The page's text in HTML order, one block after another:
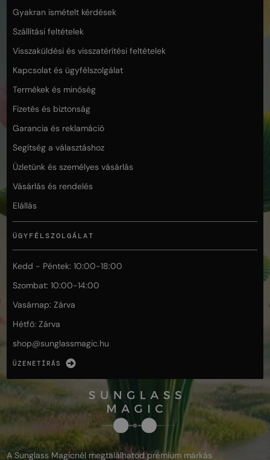
Gyakran ismételt kérdések
Szállítási feltételek
Visszaküldési és visszatérítési feltételek
Kapcsolat és ügyfélszolgálat
Termékek és minőség
Fizetés és biztonság
Garancia és reklamáció
Segítség a választáshoz
Üzletünk és személyes vásárlás
Vásárlás és rendelés
Elállás
ÜGYFÉLSZOLGÁLAT
Kedd - Péntek: 10:00-18:00
Szombat: 10:00-14:00
Vasárnap: Zárva
Hétfő: Zárva
shop@sunglassmagic.hu
ÜZENETÍRÁS
A Sunglass Magicnél megtalálhatod prémium márkás